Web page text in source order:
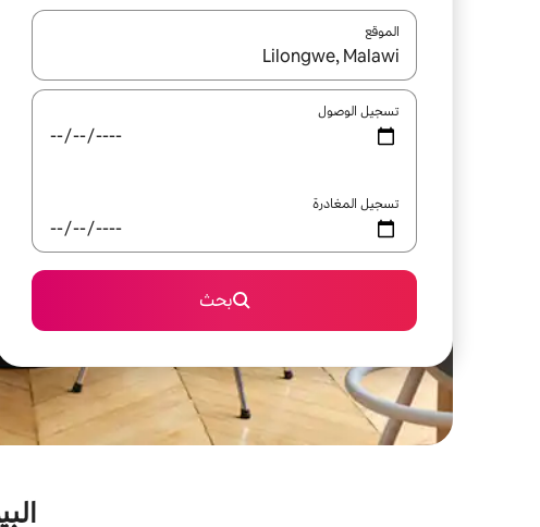
الموقع
عند توفر النتائج، انتقل باستخدام السهمين لأعلى ولأسفل أو
تسجيل الوصول
تسجيل المغادرة
بحث